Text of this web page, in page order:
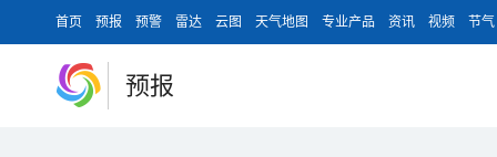
首页 预报 预警 雷达 云图 天气地图 专业产品 资讯 视频 节气
预报